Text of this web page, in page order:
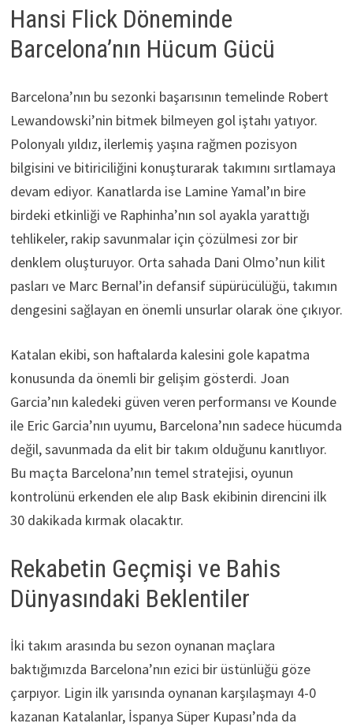
Hansi Flick Döneminde
Barcelona’nın Hücum Gücü
Barcelona’nın bu sezonki başarısının temelinde Robert
Lewandowski’nin bitmek bilmeyen gol iştahı yatıyor.
Polonyalı yıldız, ilerlemiş yaşına rağmen pozisyon
bilgisini ve bitiriciliğini konuşturarak takımını sırtlamaya
devam ediyor. Kanatlarda ise Lamine Yamal’ın bire
birdeki etkinliği ve Raphinha’nın sol ayakla yarattığı
tehlikeler, rakip savunmalar için çözülmesi zor bir
denklem oluşturuyor. Orta sahada Dani Olmo’nun kilit
pasları ve Marc Bernal’in defansif süpürücülüğü, takımın
dengesini sağlayan en önemli unsurlar olarak öne çıkıyor.
Katalan ekibi, son haftalarda kalesini gole kapatma
konusunda da önemli bir gelişim gösterdi. Joan
Garcia’nın kaledeki güven veren performansı ve Kounde
ile Eric Garcia’nın uyumu, Barcelona’nın sadece hücumda
değil, savunmada da elit bir takım olduğunu kanıtlıyor.
Bu maçta Barcelona’nın temel stratejisi, oyunun
kontrolünü erkenden ele alıp Bask ekibinin direncini ilk
30 dakikada kırmak olacaktır.
Rekabetin Geçmişi ve Bahis
Dünyasındaki Beklentiler
İki takım arasında bu sezon oynanan maçlara
baktığımızda Barcelona’nın ezici bir üstünlüğü göze
çarpıyor. Ligin ilk yarısında oynanan karşılaşmayı 4-0
kazanan Katalanlar, İspanya Süper Kupası’nda da